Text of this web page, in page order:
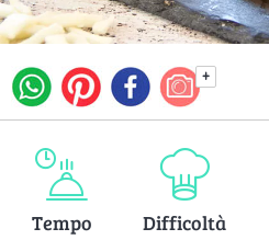
+
Tempo Difficoltà